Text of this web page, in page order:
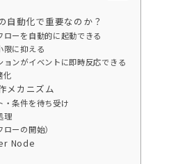
自動化で重要なのか？
ーを自動的に起動できる
限に抑える
ョンがイベントに即時反応できる
化
メカニズム
・条件を待ち受け
理
ーの開始）
Node